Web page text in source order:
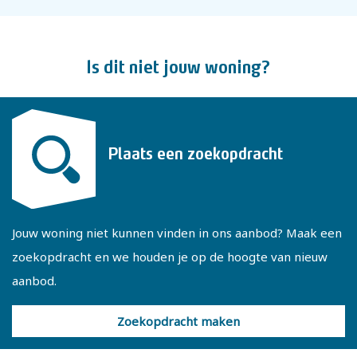
woonkamer in directe verbinding met het terras en de
tuin, waardoor binnen en buiten op een prettige manier in
elkaar overlopen.
Op de eerste verdieping bereik je via de overloop drie
slaapkamers van goed formaat. De moderne badkamer is
wastafelmeubel.
Ook de tweede verdieping is een van de grote pluspunten
de efficiënte indeling van deze verdieping zijn hier twee
Is dit niet jouw woning?
Plaats een zoekopdracht
Jouw woning niet kunnen vinden in ons aanbod? Maak een
zoekopdracht en we houden je op de hoogte van nieuw
aanbod.
Zoekopdracht maken